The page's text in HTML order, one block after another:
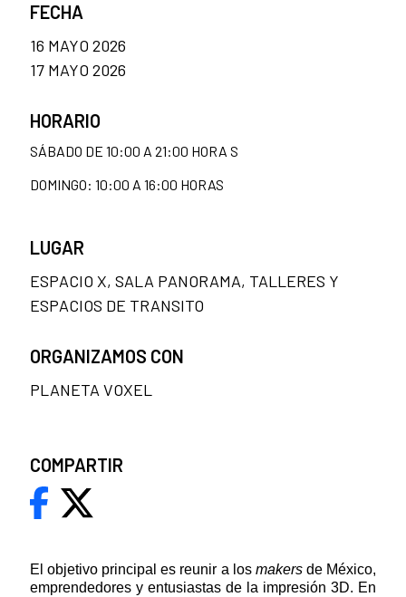
El objetivo principal es reunir a los makersde México,
emprendedores y entusiastas de la impresión 3D. En
FECHA
16 MAYO 2026
17 MAYO 2026
HORARIO
SÁBADO DE 10:00 A 21:00 HORA S
DOMINGO: 10:00 A 16:00 HORAS
LUGAR
ESPACIO X, SALA PANORAMA, TALLERES Y
ESPACIOS DE TRANSITO
ORGANIZAMOS CON
PLANETA VOXEL
COMPARTIR